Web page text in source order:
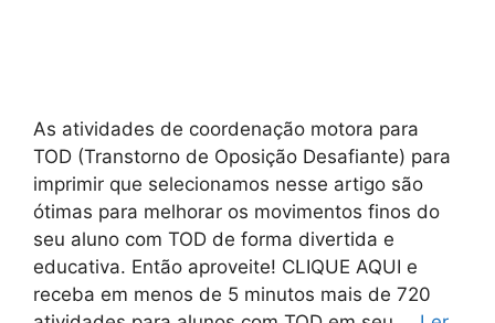
As atividades de coordenação motora para
TOD (Transtorno de Oposição Desafiante) para
imprimir que selecionamos nesse artigo são
ótimas para melhorar os movimentos finos do
seu aluno com TOD de forma divertida e
educativa. Então aproveite! CLIQUE AQUI e
receba em menos de 5 minutos mais de 720